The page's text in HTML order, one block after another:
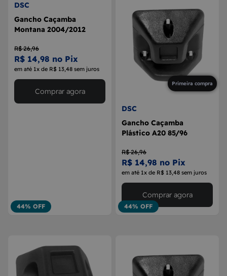
DSC
Gancho Caçamba
Montana 2004/2012
R$ 26,96
R$ 14,98 no Pix
em até 1x de R$ 13,48 sem juros
44% OFF
Comprar agora
Primeira compra
DSC
Gancho Caçamba
Plástico A20 85/96
R$ 26,96
R$ 14,98 no Pix
em até 1x de R$ 13,48 sem juros
44% OFF
Comprar agora